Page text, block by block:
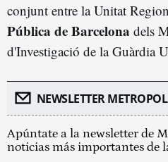
conjunt entre la Unitat
Pública de Barcelona dels
d'Investigació de la Guàrdia
NEWSLETTER
Apúntate a la newsletter de
noticias más importantes de